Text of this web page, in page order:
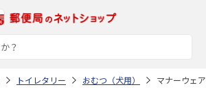
トイレタリー おむつ（犬用） マナーウェ